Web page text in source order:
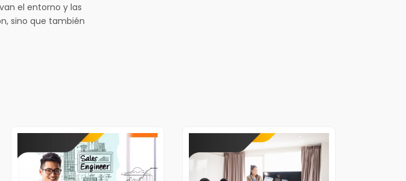
el entorno y las
sino que también